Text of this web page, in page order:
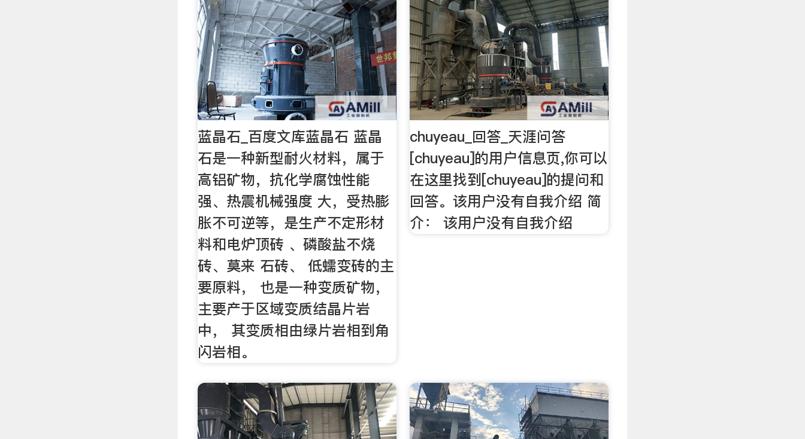
蓝晶石_百度文库蓝晶石 蓝晶
石是一种新型耐火材料，属于
高铝矿物，抗化学腐蚀性能
强、热震机械强度 大，受热膨
胀不可逆等，是生产不定形材
料和电炉顶砖 、磷酸盐不烧
砖、莫来 石砖、 低蠕变砖的主
要原料， 也是一种变质矿物，
主要产于区域变质结晶片岩
中， 其变质相由绿片岩相到角
闪岩相。
chuyeau_回答_天涯问答
[chuyeau]的用户信息页,你可以
在这里找到[chuyeau]的提问和
回答。该用户没有自我介绍 简
介： 该用户没有自我介绍